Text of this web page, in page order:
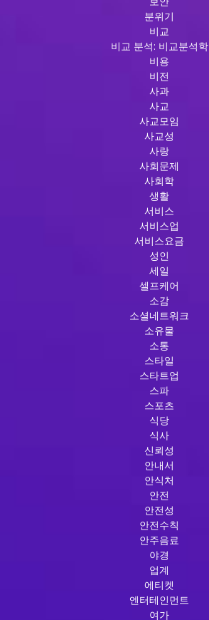
분위기
비교
비교 분석: 비교분석학
비용
비전
사과
사교
사교모임
사교성
사랑
사회문제
사회학
생활
서비스
서비스업
서비스요금
성인
세일
셀프케어
소감
소셜네트워크
소유물
소통
스타일
스타트업
스파
스포츠
식당
식사
신뢰성
안내서
안식처
안전
안전성
안전수칙
안주음료
야경
업계
에티켓
엔터테인먼트
여가